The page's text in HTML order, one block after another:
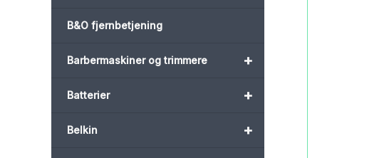
B&O fjernbetjening
+
Barbermaskiner og trimmere
+
Batterier
+
Belkin